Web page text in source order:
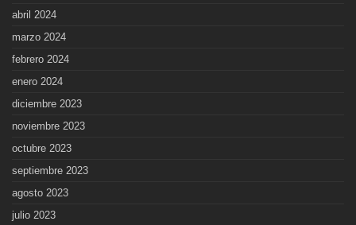
abril 2024
marzo 2024
febrero 2024
enero 2024
diciembre 2023
noviembre 2023
octubre 2023
septiembre 2023
agosto 2023
julio 2023